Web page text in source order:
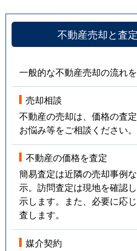
不動産売却と査
一般的な不動産売却の流れを
売却相談
不動産の売却は、価格の査
お悩み等をご相談ください。
不動産の価格を査定
簡易査定は近隣の売却事例
示。訪問査定は現地を確認
示します。また、必要に応
査します。
媒介契約